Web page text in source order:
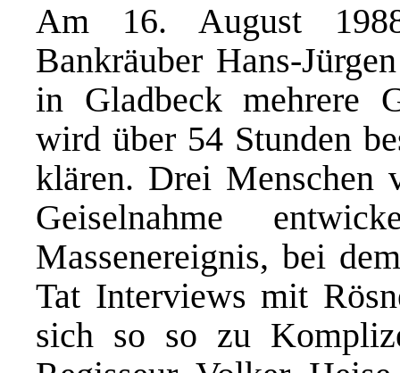
Am 16. August
Bankräuber Hans-
in Gladbeck mehrere
wird über 54 Stunden
klären. Drei Menschen
Geiselnahme
Massenereignis, bei
Tat Interviews mit
sich so so zu